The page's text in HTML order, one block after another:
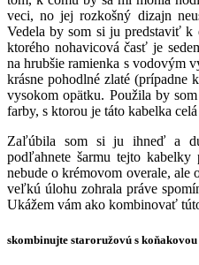
veci, no jej rozkošný dizajn
Vedela by som si ju predstaviť k
ktorého nohavicová časť je
na hrubšie ramienka s vodovým
krásne pohodlné zlaté (prípadne
vysokom opätku. Použila by
farby, s ktorou je táto kabelka
Zaľúbila som si ju ihneď a
podľahnete šarmu tejto
nebude o krémovom overale, ale
veľkú úlohu zohrala práve
Ukážem vám ako kombinovať
skombinujte staroružovú s koňakovou